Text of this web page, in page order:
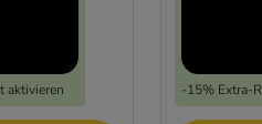
aktivieren -15% Extra-